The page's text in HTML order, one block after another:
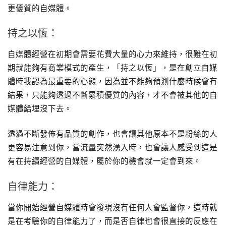
更優質的自媒體。
持之以恆：
自媒體經營在初期會需要花費大量的心力來維持，很難在初
期就能夠有商業模式的產生，「持之以恆」，是在創立自媒
體時我認為最重要的心態，因為並不能夠預測什麼時候會有
結果，只能夠透過不斷累積優質的內容，才不會被其他的自
媒體給埋沒下去。
透過不斷發佈有品質的創作，也會讓其他原本不是粉絲的人
更容易注意到你，當流量突然湧入時，也會讓人感受到這是
有在持續經營的自媒體，屬於你的機會就一定會到來。
自律能力：
當你開始經營自媒體時會發現沒有任何人會監督你，這時就
是在考驗你的自律能力了，而是否自律也會很直接的反應在